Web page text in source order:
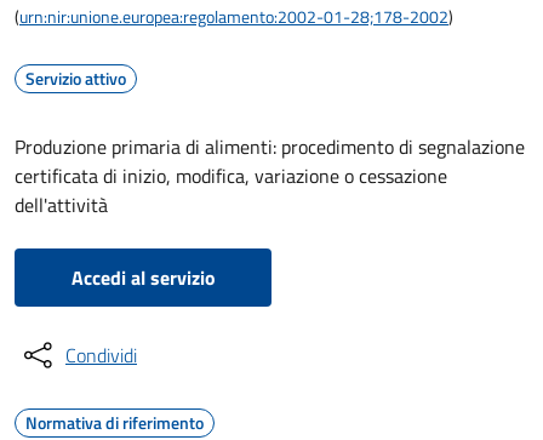
(urn:nir:unione.europea:regolamento:2002-01-28;178-2002)
Servizio attivo
Produzione primaria di alimenti: procedimento di segnalazione
certificata di inizio, modifica, variazione o cessazione
dell'attività
Accedi al servizio
Condividi
Normativa di riferimento